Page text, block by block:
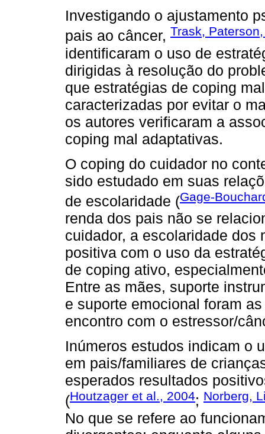
Investigando o ajustamento
pais ao câncer, Trask,
identificaram o uso de
dirigidas à resolução do
que estratégias de coping
caracterizadas por evitar o
os autores verificaram a
coping mal adaptativas.
O coping do cuidador no
sido estudado em suas
de escolaridade (Gage-
renda dos pais não se
cuidador, a escolaridade dos
positiva com o uso da
de coping ativo,
Entre as mães, suporte
e suporte emocional foram
encontro com o estressor/
Inúmeros estudos indicam o
em pais/familiares de
esperados resultados
(Houtzager et al., 2004; Norberg,
No que se refere ao